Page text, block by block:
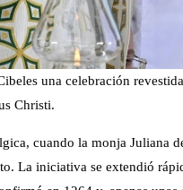
una celebración
Christi.
cuando la monja Juliana
La iniciativa se extendió